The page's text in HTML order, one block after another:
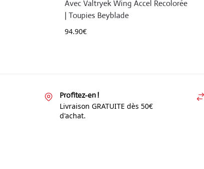
Avec Valtryek Wing Accel Recolorée
| Toupies Beyblade
94.90€
Profitez-en !
Livraison GRATUITE dès 50€
d'achat.